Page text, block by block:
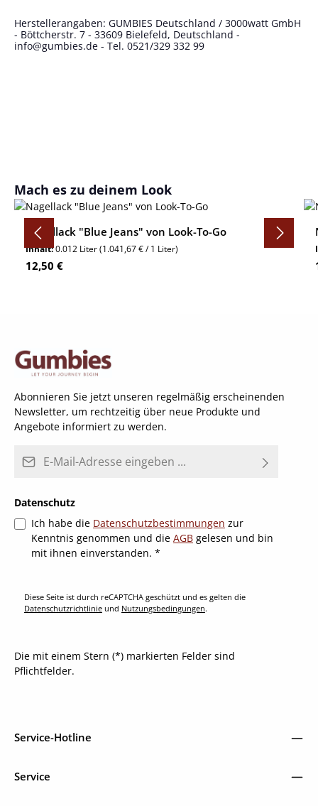
Herstellerangaben: GUMBIES Deutschland / 3000watt GmbH
- Böttcherstr. 7 - 33609 Bielefeld, Deutschland -
info@gumbies.de - Tel. 0521/329 332 99
Produktgalerie überspringen
Mach es zu deinem Look
Nagellack "Blue Jeans" von Look-To-Go
Inhalt:0.012 Liter(1.041,67 € / 1 Liter)
Regulärer Preis:
12,50 €
Abonnieren Sie jetzt unseren regelmäßig erscheinenden
Newsletter, um rechtzeitig über neue Produkte und
Angebote informiert zu werden.
Datenschutz
Ich habe die Datenschutzbestimmungen zur
Kenntnis genommen und die AGB gelesen und bin
mit ihnen einverstanden. *
Diese Seite ist durch reCAPTCHA geschützt und es gelten die
Datenschutzrichtlinie und Nutzungsbedingungen.
Die mit einem Stern (*) markierten Felder sind
Pflichtfelder.
Service-Hotline
Service